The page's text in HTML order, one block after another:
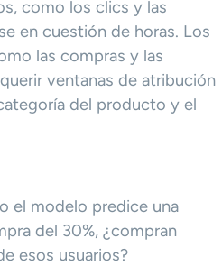
como los clics y las
en cuestión de horas. Los
las compras y las
ventanas de atribución
del producto y el
el modelo predice una
del 30%, ¿compran
esos usuarios?